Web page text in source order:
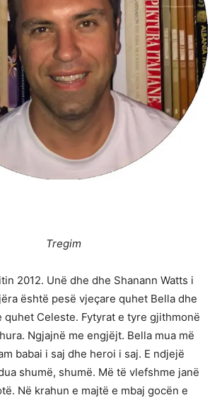
Tregim
2012. Unë dhe dhe Shanann Watts i
është pesë vjeçare quhet Bella dhe
Celeste. Fytyrat e tyre gjithmonë
Ngjajnë me engjëjt. Bella mua më
babai i saj dhe heroi i saj. E ndjejë
shumë, shumë. Më të vlefshme janë
Në krahun e majtë e mbaj gocën e